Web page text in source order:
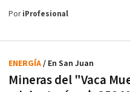
PoriProfesional
Mineras del "Vaca
ENERGÍA/ En San Juan